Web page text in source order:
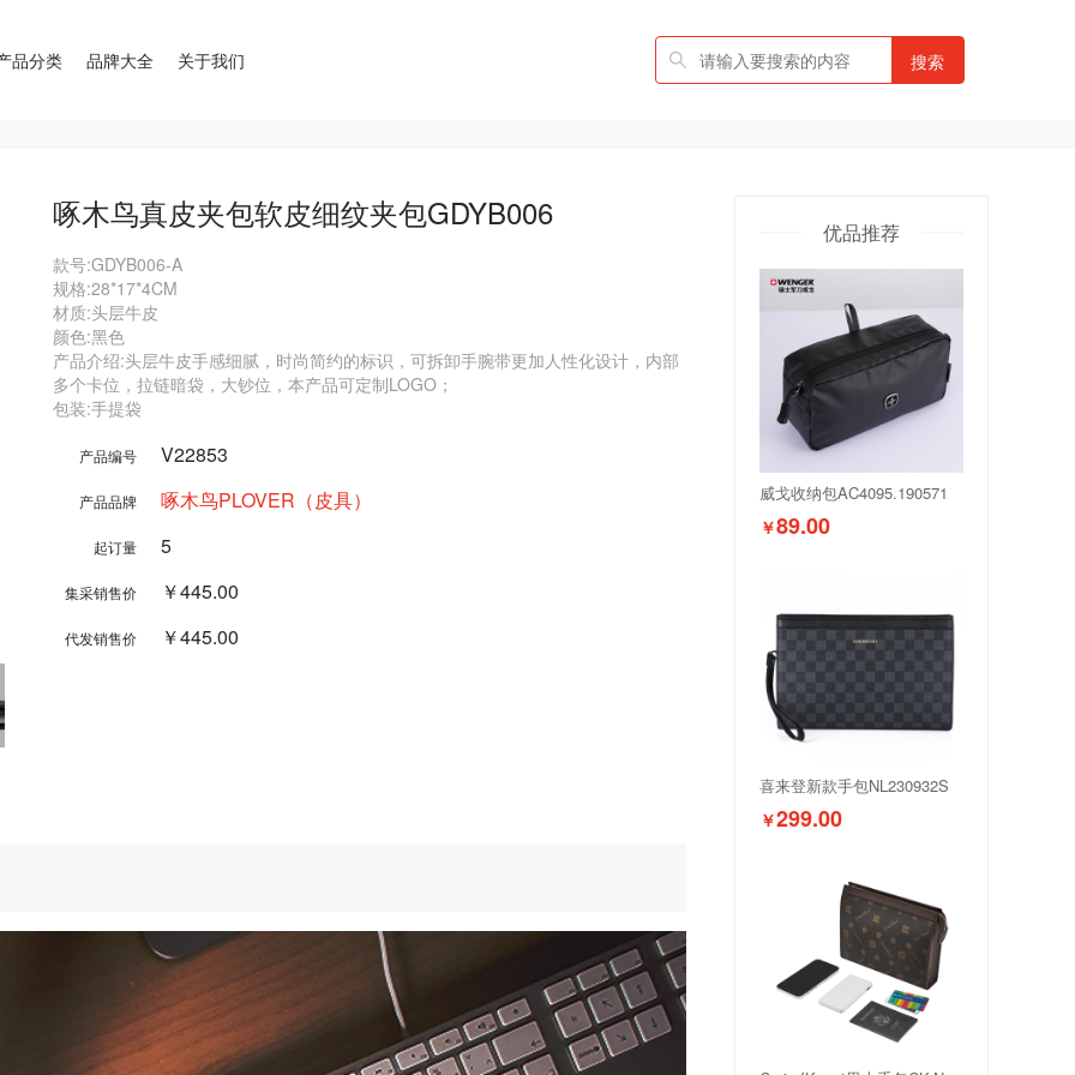
品分类 品牌大全 关于我们 搜索
啄木鸟真皮夹包软皮细纹夹包GDYB006
款号:GDYB006-A
规格:28*17*4CM
材质:头层牛皮
颜色:黑色
产品介绍:头层牛皮手感细腻，时尚简约的标识，可拆卸手腕带更加人性化设计，内部
多个卡位，拉链暗袋，大钞位，本产品可定制LOGO；
包装:手提袋
产品编号 V22853
产品品牌 啄木鸟PLOVER（皮具）
起订量 5
集采销售价 ￥445.00
代发销售价 ￥445.00
优品推荐
威戈收纳包AC4095.190571
￥89.00
喜来登新款手包NL230932S
￥299.00